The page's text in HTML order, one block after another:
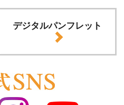
デジタルパンフレット